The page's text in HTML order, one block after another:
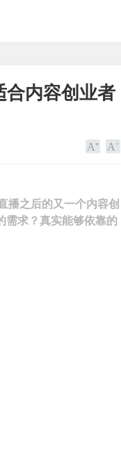
合内容创业者
播之后的又一个内容创
需求？真实能够依靠的